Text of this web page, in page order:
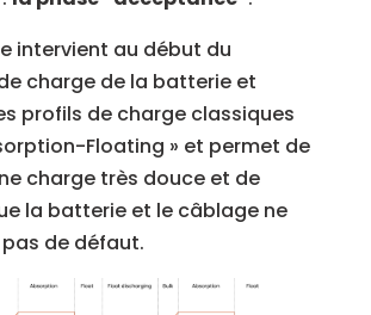
intervient au début du
charge de la batterie et
profils de charge classiques
Floating » et permet de
charge très douce et de
la batterie et le câblage ne
de défaut.